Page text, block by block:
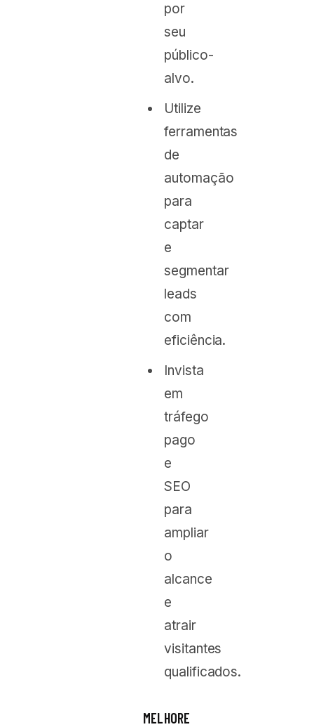
por
seu
público-
alvo.
Utilize
ferramentas
de
automação
para
captar
e
segmentar
leads
com
eficiência.
Invista
em
tráfego
pago
e
SEO
para
ampliar
o
alcance
e
atrair
visitantes
qualificados.
MELHORE